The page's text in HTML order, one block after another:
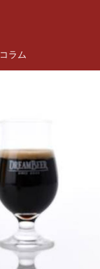
コラム